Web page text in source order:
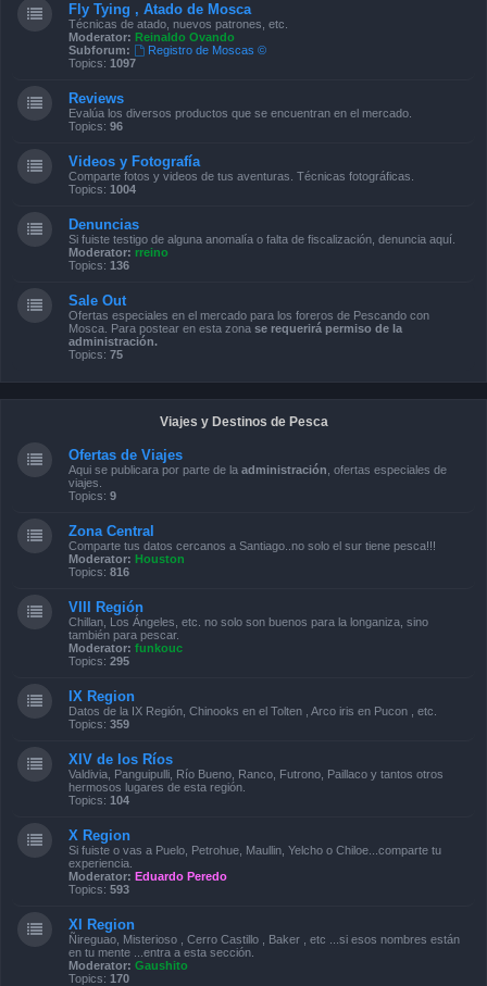
Fly Tying , Atado de Mosca
Técnicas de atado, nuevos patrones, etc.
Moderator: Reinaldo Ovando
Subforum:
Registro de Moscas ©
Topics: 1097
Reviews
Evalúa los diversos productos que se encuentran en el mercado.
Topics: 96
Videos y Fotografía
Comparte fotos y videos de tus aventuras. Técnicas fotográficas.
Topics: 1004
Denuncias
Si fuiste testigo de alguna anomalía o falta de fiscalización, denuncia aquí.
Moderator: rreino
Topics: 136
Sale Out
Ofertas especiales en el mercado para los foreros de Pescando con
Mosca. Para postear en esta zona se requerirá permiso de la
administración.
Topics: 75
Viajes y Destinos de Pesca
Ofertas de Viajes
Aqui se publicara por parte de la administración , ofertas especiales de
viajes.
Topics: 9
Zona Central
Comparte tus datos cercanos a Santiago..no solo el sur tiene pesca!!!
Moderator: Houston
Topics: 816
VIII Región
Chillan, Los Ángeles, etc. no solo son buenos para la longaniza, sino
también para pescar.
Moderator: funkouc
Topics: 295
IX Region
Datos de la IX Región, Chinooks en el Tolten , Arco iris en Pucon , etc.
Topics: 359
XIV de los Ríos
Valdivia, Panguipulli, Río Bueno, Ranco, Futrono, Paillaco y tantos otros
hermosos lugares de esta región.
Topics: 104
X Region
Si fuiste o vas a Puelo, Petrohue, Maullin, Yelcho o Chiloe...comparte tu
experiencia.
Moderator: Eduardo Peredo
Topics: 593
XI Region
Ñireguao, Misterioso , Cerro Castillo , Baker , etc ...si esos nombres están
en tu mente ...entra a esta sección.
Moderator: Gaushito
Topics: 170